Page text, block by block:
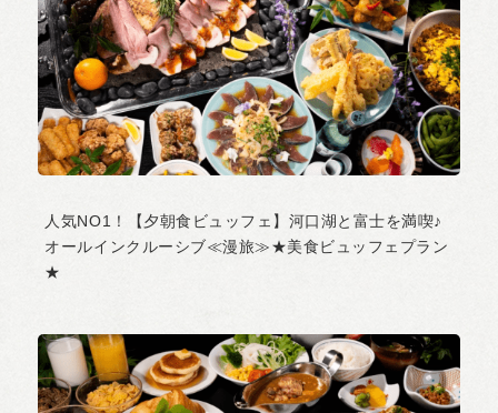
人気NO1！【夕朝食ビュッフェ】河口湖と富士を満喫♪
オールインクルーシブ≪漫旅≫★美食ビュッフェプラン
★